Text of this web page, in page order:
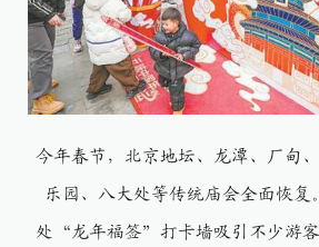
今年春节，北京地坛、龙潭、厂甸
乐园、八大处等传统庙会全面恢复
处“龙年福签”打卡墙吸引不少游